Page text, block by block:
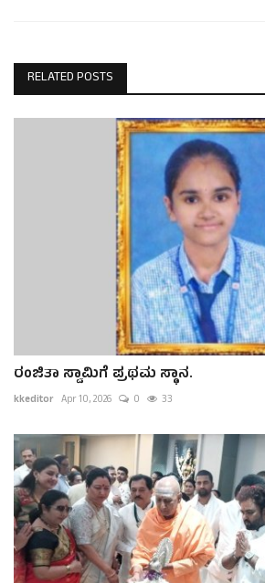
RELATED POSTS
ರಂಜಿತಾ ಸ್ವಾಮಿಗೆ ಪ್ರಥಮ ಸ್ಥಾನ.
kkeditor Apr 10, 2026 0 33